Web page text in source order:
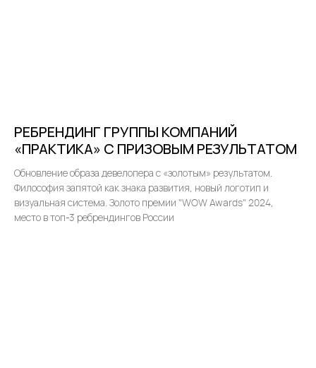
РЕБРЕНДИНГ ГРУППЫ КОМПАНИЙ
«ПРАКТИКА» С ПРИЗОВЫМ РЕЗУЛЬТАТОМ
Обновление образа девелопера с «золотым» результатом.
Философия запятой как знака развития, новый логотип и
визуальная система. Золото премии "WOW Awards" 2024,
место в топ-3 ребрендингов России